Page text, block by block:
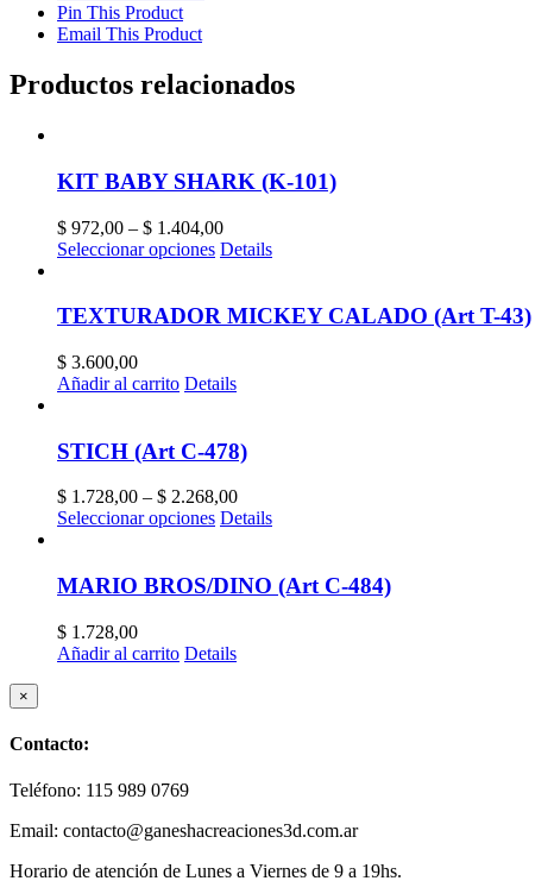
Pin This Product
Email This Product
Productos relacionados
KIT BABY SHARK (K-101)
$ 972,00 – $ 1.404,00
Seleccionar opciones Details
TEXTURADOR MICKEY CALADO (Art T-43)
$ 3.600,00
Añadir al carrito Details
STICH (Art C-478)
$ 1.728,00 – $ 2.268,00
Seleccionar opciones Details
MARIO BROS/DINO (Art C-484)
$ 1.728,00
Añadir al carrito Details
Close
product
view
×
Contacto:
Teléfono: 115 989 0769
Email: contacto@ganeshacreaciones3d.com.ar
Horario de atención de Lunes a Viernes de 9 a 19hs.